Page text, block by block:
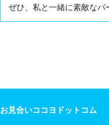
ぜひ、私と一緒に素敵なパ
お見合いココヨドットコム